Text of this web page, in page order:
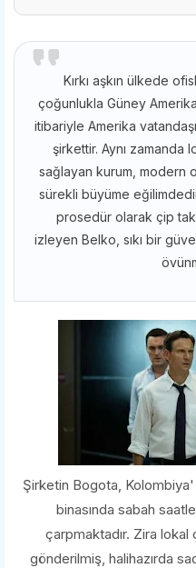
Kırkı aşkın ülkede
çoğunlukla Güney
itibariyle Amerika
şirkettir. Aynı zamanda
sağlayan kurum, modern
sürekli büyüme
prosedür olarak çip
izleyen Belko, sıkı bir
Şirketin Bogota,
binasında sabah
çarpmaktadır. Zira lokal
gönderilmiş, halihazırda